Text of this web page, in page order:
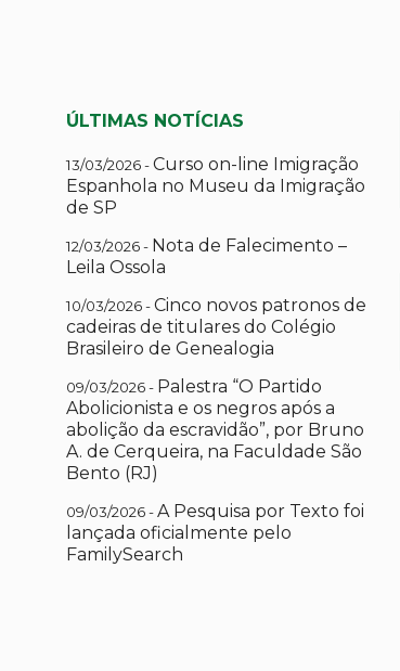
ÚLTIMAS NOTÍCIAS
13/03/2026 -Curso on-line Imigração
Espanhola no Museu da Imigração
de SP
12/03/2026 - Nota de Falecimento –
Leila Ossola
10/03/2026 -Cinco novos patronos de
cadeiras de titulares do Colégio
Brasileiro de Genealogia
09/03/2026 - Palestra “O Partido
Abolicionista e os negros após a
abolição da escravidão”, por Bruno
A. de Cerqueira, na Faculdade São
Bento (RJ)
09/03/2026 -A Pesquisa por Texto foi
lançada oficialmente pelo
FamilySearch